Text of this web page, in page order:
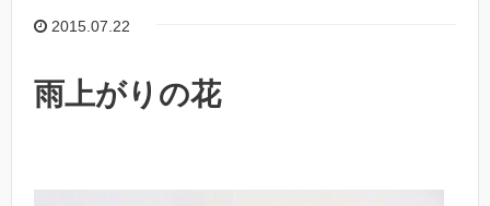
2015.07.22
雨上がりの花